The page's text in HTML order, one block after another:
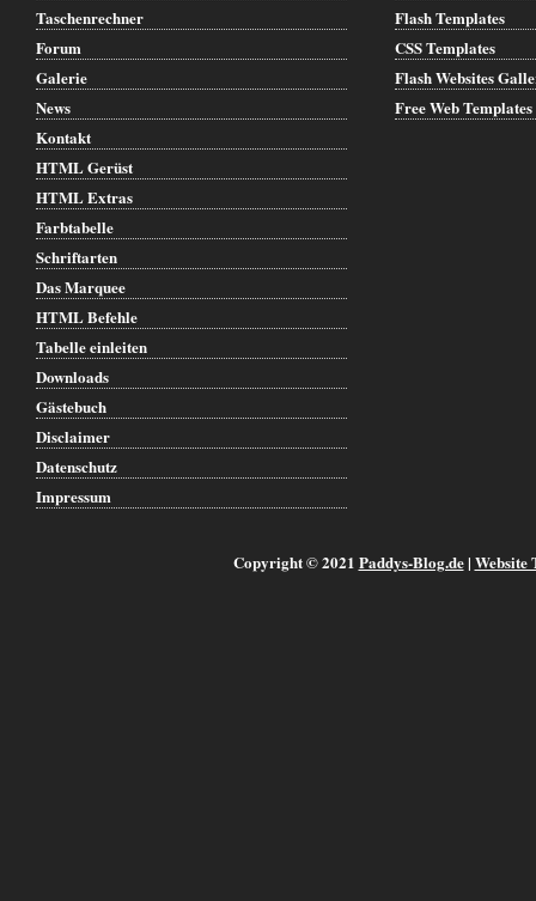
Taschenrechner
Forum
Galerie
News
Kontakt
HTML Gerüst
HTML Extras
Farbtabelle
Schriftarten
Das Marquee
HTML Befehle
Tabelle einleiten
Downloads
Gästebuch
Disclaimer
Datenschutz
Impressum
Flash Templates
CSS Templates
Flash Websites
Free Web Templates
Copyright © 2021 Paddys-Blog.de| Website